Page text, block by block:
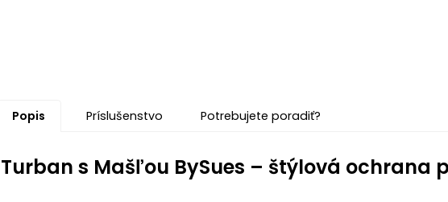
Popis Príslušenstvo Potrebujete poradiť?
Turban s Mašľou BySues – štýlová ochrana